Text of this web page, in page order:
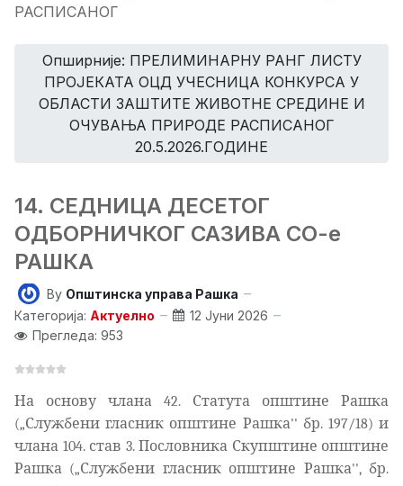
РАСПИСАНОГ
Опширније: ПРЕЛИМИНАРНУ РАНГ ЛИСТУ
ПРОЈЕКАТА ОЦД УЧЕСНИЦА КОНКУРСА У
ОБЛАСТИ ЗАШТИТЕ ЖИВОТНЕ СРЕДИНЕ И
ОЧУВАЊА ПРИРОДЕ РАСПИСАНОГ
20.5.2026.ГОДИНЕ
14. СЕДНИЦА ДЕСЕТОГ
ОДБОРНИЧКОГ САЗИВА СО-е
РАШКА
By Општинска управа Рашка
Категорија: Актуелно
12 Јуни 2026
Прегледа: 953
На основу члана 42. Статута општине Рашка
(„Службени гласник општине Рашка'' бр. 197/18) и
члана 104. став 3. Пословника Скупштине општине
Рашка („Службени гласник општине Рашка'', бр.